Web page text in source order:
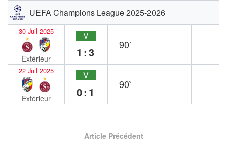
UEFA Champions League 2025-2026
30 Juil 2025
Extérieur
V
1:3
90`
22 Juil 2025
Extérieur
V
0:1
90`
Article Précédent